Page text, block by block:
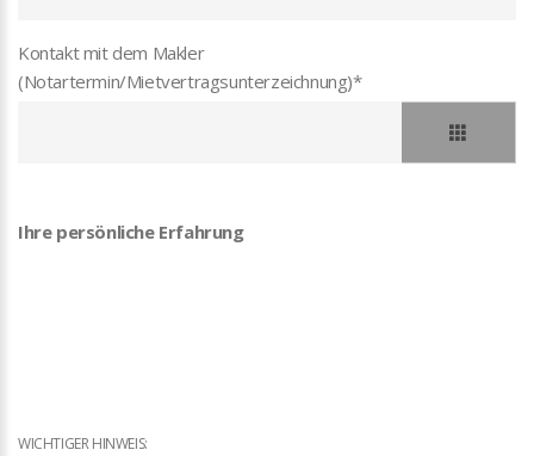
Kontakt mit dem Makler
(Notartermin/Mietvertragsunterzeichnung)*
Ihre persönliche Erfahrung
WICHTIGER HINWEIS: